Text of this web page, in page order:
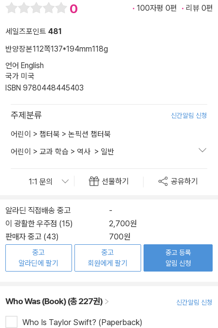
0 100자평 0편 리뷰 0편
세일즈포인트 481
반양장본112쪽137*194mm118g
언어 English
국가 미국
ISBN 9780448445403
주제분류 신간알림 신청
어린이 > 챕터북 > 논픽션 챕터북
어린이 > 교과 학습 > 역사 > 일반
선물하기 공유하기
알라딘 직접배송 중고
-
이 광활한 우주점 (15)
2,700원
판매자 중고 (43)
700원
중고
알라딘에 팔기
중고
회원에게 팔기
중고 등록
알림 신청
Who Was (Book) (총 227권) 신간알림 신청
Who Is Taylor Swift? (Paperback)